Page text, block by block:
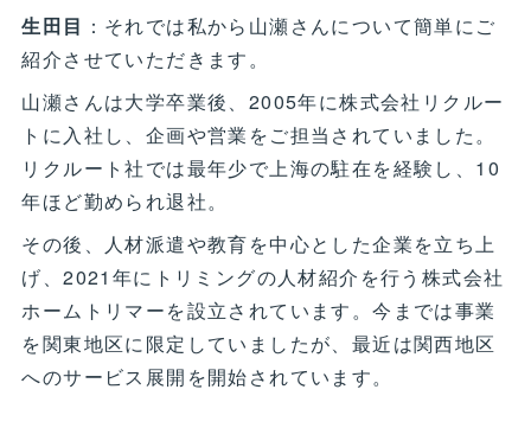
生田目 ：それでは私から山瀬さんについて簡単にご
紹介させていただきます。
山瀬さんは大学卒業後、2005年に株式会社リクルー
トに入社し、企画や営業をご担当されていました。
リクルート社では最年少で上海の駐在を経験し、10
年ほど勤められ退社。
その後、人材派遣や教育を中心とした企業を立ち上
げ、2021年にトリミングの人材紹介を行う株式会社
ホームトリマーを設立されています。今までは事業
を関東地区に限定していましたが、最近は関西地区
へのサービス展開を開始されています。